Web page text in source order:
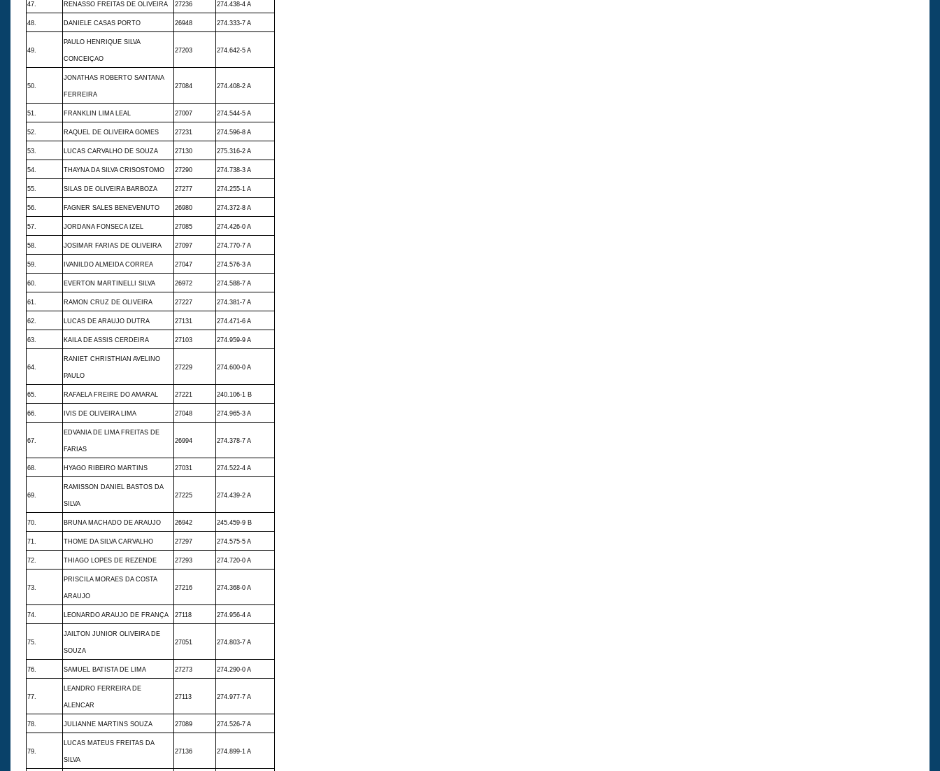
47. RENASSO FREITAS DE OLIVEIRA 27236 274.438-4 A
48. DANIELE CASAS PORTO 26948 274.333-7 A
49.
PAULO HENRIQUE SILVA
CONCEIÇAO
27203 274.642-5 A
50.
JONATHAS ROBERTO SANTANA
FERREIRA
27084 274.408-2 A
51. FRANKLIN LIMA LEAL 27007 274.544-5 A
52. RAQUEL DE OLIVEIRA GOMES 27231 274.596-8 A
53. LUCAS CARVALHO DE SOUZA 27130 275.316-2 A
54. THAYNA DA SILVA CRISOSTOMO 27290 274.738-3 A
55. SILAS DE OLIVEIRA BARBOZA 27277 274.255-1 A
56. FAGNER SALES BENEVENUTO 26980 274.372-8 A
57. JORDANA FONSECA IZEL 27085 274.426-0 A
58. JOSIMAR FARIAS DE OLIVEIRA 27097 274.770-7 A
59. IVANILDO ALMEIDA CORREA 27047 274.576-3 A
60. EVERTON MARTINELLI SILVA 26972 274.588-7 A
61. RAMON CRUZ DE OLIVEIRA 27227 274.381-7 A
62. LUCAS DE ARAUJO DUTRA 27131 274.471-6 A
63. KAILA DE ASSIS CERDEIRA 27103 274.959-9 A
64.
RANIET CHRISTHIAN AVELINO
PAULO
27229 274.600-0 A
65. RAFAELA FREIRE DO AMARAL 27221 240.106-1 B
66. IVIS DE OLIVEIRA LIMA 27048 274.965-3 A
67.
EDVANIA DE LIMA FREITAS DE
FARIAS
26994 274.378-7 A
68. HYAGO RIBEIRO MARTINS 27031 274.522-4 A
69.
RAMISSON DANIEL BASTOS DA
SILVA
27225 274.439-2 A
70. BRUNA MACHADO DE ARAUJO 26942 245.459-9 B
71. THOME DA SILVA CARVALHO 27297 274.575-5 A
72. THIAGO LOPES DE REZENDE 27293 274.720-0 A
73.
PRISCILA MORAES DA COSTA
ARAUJO
27216 274.368-0 A
74. LEONARDO ARAUJO DE FRANÇA 27118 274.956-4 A
75.
JAILTON JUNIOR OLIVEIRA DE
SOUZA
27051 274.803-7 A
76. SAMUEL BATISTA DE LIMA 27273 274.290-0 A
77.
LEANDRO FERREIRA DE
ALENCAR
27113 274.977-7 A
78. JULIANNE MARTINS SOUZA 27089 274.526-7 A
79.
LUCAS MATEUS FREITAS DA
SILVA
27136 274.899-1 A